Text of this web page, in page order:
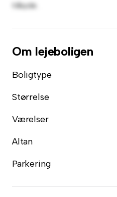
tilbyde.
Om lejeboligen
Boligtype
Størrelse
Værelser
Altan
Parkering